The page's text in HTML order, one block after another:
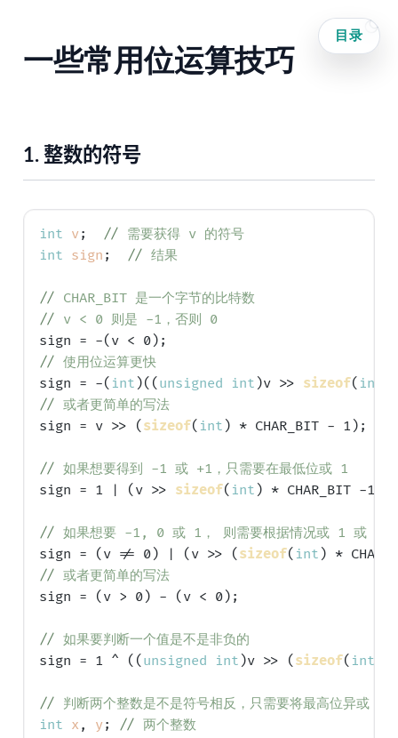
一些常用位运算技巧
1.整数的符号
int v; // 需要获得 v 的符号
int sign ; // 结果
// CHAR_BIT 是一个字节的比特数
// v < 0 则是 -1，否则 0
// 使用位运算更快
sign = -( int )(( unsigned int )v >> sizeof( int
// 或者更简单的写法
sign = v >> ( sizeof( int ) * CHAR_BIT - 1);
// 如果想要得到 -1 或 +1，只需要在最低位或 1
sign = 1 | (v >> sizeof( int ) * CHAR_BIT -1);
// 如果想要 -1, 0 或 1， 则需要根据情况或 1 或 0
sign = (v != 0) | (v >> ( sizeof( int
// 或者更简单的写法
sign = (v > 0) - (v < 0);
// 如果要判断一个值是不是非负的
sign = 1 ^ (( unsigned int )v >> ( sizeof( int
// 判断两个整数是不是符号相反，只需要将最高位异或
int x , y ; // 两个整数
目录